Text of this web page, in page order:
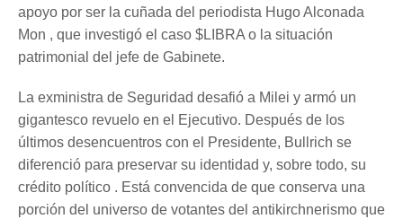
apoyo por ser la cuñada del periodista Hugo Alconada
Mon , que investigó el caso $LIBRA o la situación
patrimonial del jefe de Gabinete.
La exministra de Seguridad desafió a Milei y armó un
gigantesco revuelo en el Ejecutivo. Después de los
últimos desencuentros con el Presidente, Bullrich se
diferenció para preservar su identidad y, sobre todo, su
crédito político . Está convencida de que conserva una
porción del universo de votantes del antikirchnerismo que